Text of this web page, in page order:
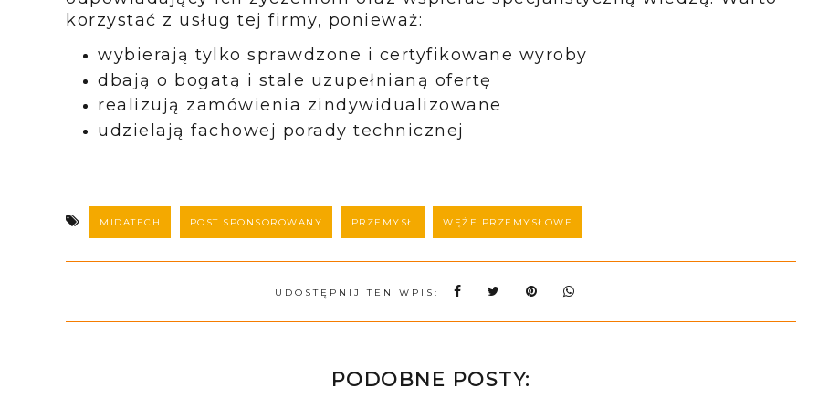
korzystać z usług tej firmy, ponieważ:
wybierają tylko sprawdzone i certyfikowane wyroby
dbają o bogatą i stale uzupełnianą ofertę
realizują zamówienia zindywidualizowane
udzielają fachowej porady technicznej
MIDATECH POST SPONSOROWANY PRZEMYSŁ WĘŻE PRZEMYSŁOWE
UDOSTĘPNIJ TEN WPIS:
PODOBNE POSTY: